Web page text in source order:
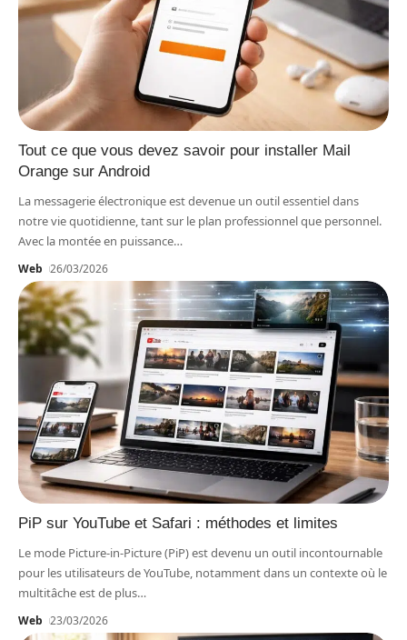
Tout ce que vous devez savoir pour installer Mail
Orange sur Android
La messagerie électronique est devenue un outil essentiel dans
notre vie quotidienne, tant sur le plan professionnel que personnel.
Avec la montée en puissance…
Web 26/03/2026
PiP sur YouTube et Safari : méthodes et limites
Le mode Picture-in-Picture (PiP) est devenu un outil incontournable
pour les utilisateurs de YouTube, notamment dans un contexte où le
multitâche est de plus…
Web 23/03/2026